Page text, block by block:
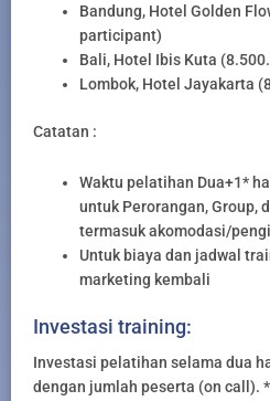
Bandung, Hotel Golden
participant)
Bali, Hotel Ibis Kuta
Lombok, Hotel Jayakarta
Catatan :
Waktu pelatihan Dua+1*
untuk Perorangan, Group,
termasuk akomodasi/
Untuk biaya dan jadwal
marketing kembali
Investasi training:
Investasi pelatihan selama dua
dengan jumlah peserta (on call).